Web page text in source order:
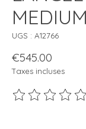
UGS : A12766
€545.00
Taxes incluses
Ce produit est